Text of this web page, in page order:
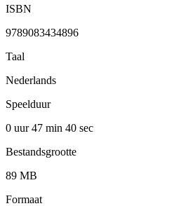
ISBN
9789083434896
Taal
Nederlands
Speelduur
0 uur 47 min 40 sec
Bestandsgrootte
89 MB
Formaat